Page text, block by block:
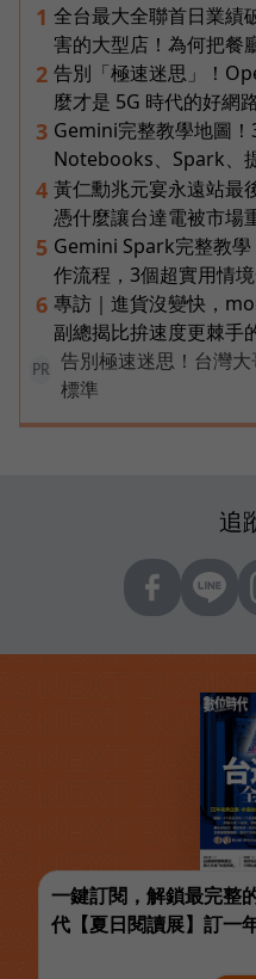
1 全台最大全聯首日業績
害的大型店！為何把餐
2 告別「極速迷思」！
麼才是 5G 時代的好網
3 Gemini完整教學地圖！
Notebooks、Spark、
4 黃仁勳兆元宴永遠站最
憑什麼讓台達電被市場
5 Gemini Spark完整教
作流程，3個超實用情
6 專訪｜進貨沒變快，
副總揭比拚速度更棘手
PR
告別極速迷思！台灣
標準
追
一鍵訂閱，解鎖最完整
代【夏日閱讀展】訂一